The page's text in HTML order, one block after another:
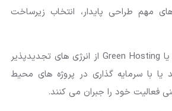
مهم طراحی پایدار، انتخاب زیرساخت
هاست های سبز یا Green Hosting از انرژی های تجدیدپذیر
یا با سرمایه گذاری در پروژه های محیط
فعالیت خود را جبران می کنند.